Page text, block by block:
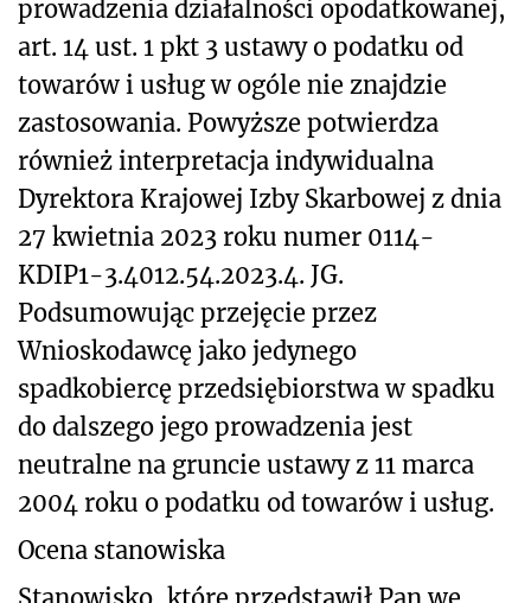
prowadzenia działalności opodatkowanej,
art. 14 ust. 1 pkt 3 ustawy o podatku od
towarów i usług w ogóle nie znajdzie
zastosowania. Powyższe potwierdza
również interpretacja indywidualna
Dyrektora Krajowej Izby Skarbowej z dnia
27 kwietnia 2023 roku numer 0114-
KDIP1-3.4012.54.2023.4. JG.
Podsumowując przejęcie przez
Wnioskodawcę jako jedynego
spadkobiercę przedsiębiorstwa w spadku
do dalszego jego prowadzenia jest
neutralne na gruncie ustawy z 11 marca
2004 roku o podatku od towarów i usług.
Ocena stanowiska